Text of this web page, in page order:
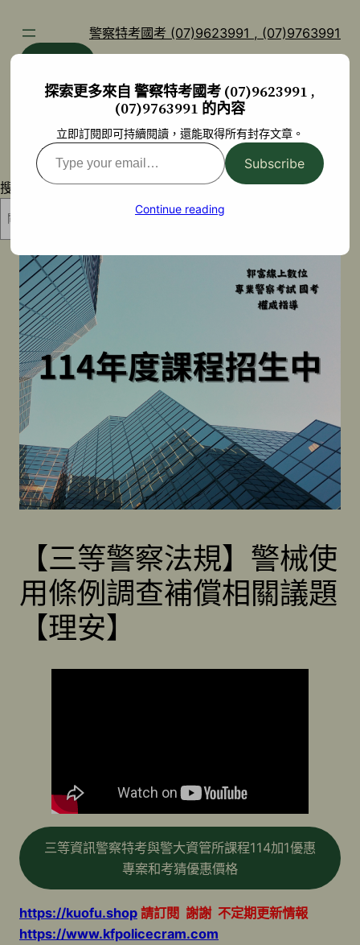
警察特考國考 (07)9623991 , (07)9763991
搜尋
【三等警察法規】警械使
用條例調查補償相關議題
【理安】
三等資訊警察特考與警大資管所課程114加1優惠
專案和考猜優惠價格
https://kuofu.shop 請訂閱 謝謝 不定期更新情報
https://www.kfpolicecram.com
探索更多來自 警察特考國考 (07)9623991 ,
(07)9763991 的內容
立即訂閱即可持續閱讀，還能取得所有封存文章。
Type
your
Subscribe
Continue reading